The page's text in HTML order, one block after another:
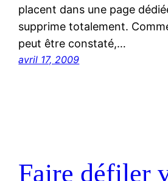
placent dans une page
supprime totalement.
peut être constaté,…
avril 17, 2009
Faire défiler